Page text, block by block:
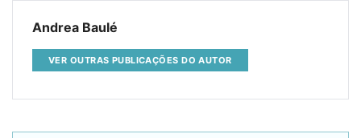
Andrea Baulé
VER OUTRAS PUBLICAÇÕES DO AUTOR